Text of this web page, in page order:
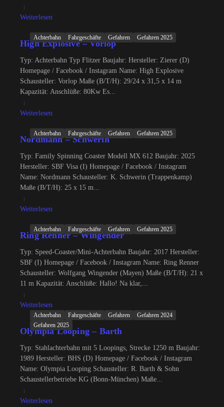
Weiterlesen
Achterbahn Fahrgeschäfte Gefahren Gefahren 2025
High Explosive – Vorlop
Typ: Achterbahn Typ Flitzer Baujahr: Hersteller: Zierer (D)
Homepage / Facebook / Instagram Name: High Explosive
Schausteller: Vorlop Maße (B/T/H): 29/24 x 31,5 x 14 m
Kapazität: Anschlüße: 80Kw Es...
Weiterlesen
Achterbahn Fahrgeschäfte Gefahren Gefahren 2025
Nordmann – Schwerin
Typ: Family Spinning Coaster Modell MX 612 Baujahr: 2025
Hersteller: SBF Visa (I) Homepage / Facebook / Instagram
Name: Nordmann Schausteller: K. Schwerin (Trappenkamp)
Maße (B/T/H): 25 x 15 m...
Weiterlesen
Achterbahn Fahrgeschäfte Gefahren Gefahren 2025
Ring Renner – Wingender
Typ: Speed-Coaster/Mini-Achterbahn Baujahr: 2017 Hersteller:
SBF (I) Homepage / Facebook / Instagram Name: Ring Renner
Schausteller: Wolfgang Wingender (Mayen) Maße (B/T/H): 21 x
11 m Kapazität: Anschlüße: Hallo! Na klar,...
Weiterlesen
Achterbahn Fahrgeschäfte Gefahren
Gefahren 2024
Gefahren 2025
Olympia Looping – Barth
Typ: Stahlachterbahn mit 5 Loopings, Strecke 1250 m Baujahr:
1989 Hersteller: BHS (D) Homepage / Facebook / Instagram
Name: Olympia Looping Schausteller: R. Barth & Sohn
Schaustellerbetriebe KG (Bonn-München) Maße...
Weiterlesen